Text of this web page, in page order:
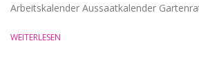
Arbeitskalender Aussaatkalender
WEITERLESEN